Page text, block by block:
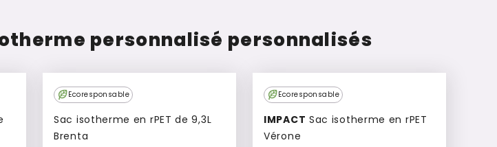
personnalisé personnalisés
Ecoresponsable
Sac isotherme en rPET de 9,3L
Brenta
Culte
Ecoresponsable
IMPACT
Vérone